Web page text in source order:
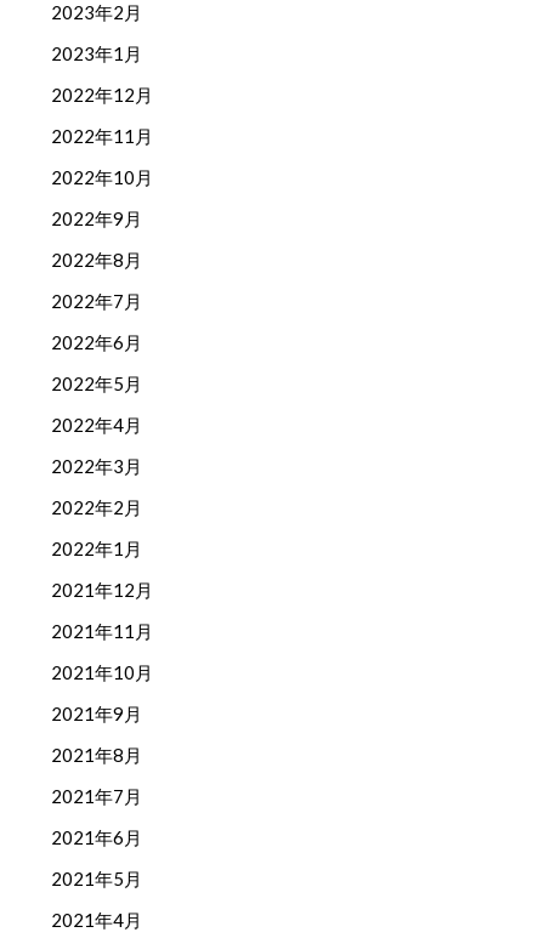
2023年2月
2023年1月
2022年12月
2022年11月
2022年10月
2022年9月
2022年8月
2022年7月
2022年6月
2022年5月
2022年4月
2022年3月
2022年2月
2022年1月
2021年12月
2021年11月
2021年10月
2021年9月
2021年8月
2021年7月
2021年6月
2021年5月
2021年4月